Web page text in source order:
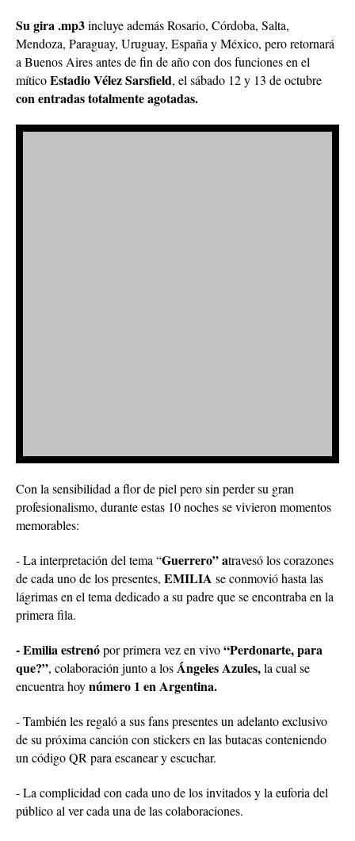
Su gira .mp3incluye además Rosario, Córdoba, Salta,
Mendoza, Paraguay, Uruguay, España y México, pero retornará
a Buenos Aires antes de fin de año con dos funciones en el
míticoEstadio Vélez Sarsfield, el sábado 12 y 13 de octubre
con entradas totalmente agotadas.
Con la sensibilidad a flor de piel pero sin perder su gran
profesionalismo, durante estas 10 noches se vivieron momentos
memorables:
- La interpretación del tema “Guerrero” atravesó los corazones
de cada uno de los presentes, EMILIA se conmovió hasta las
lágrimas en el tema dedicado a su padre que se encontraba en la
primera fila.
- Emilia estrenópor primera vez en vivo“Perdonarte, para
que?”, colaboración junto a losÁngeles Azules,la cual se
encuentra hoynúmero 1 en Argentina.
- También les regaló a sus fans presentes un adelanto exclusivo
de su próxima canción con stickers en las butacas conteniendo
un código QR para escanear y escuchar.
- La complicidad con cada uno de los invitados y la euforia del
público al ver cada una de las colaboraciones.